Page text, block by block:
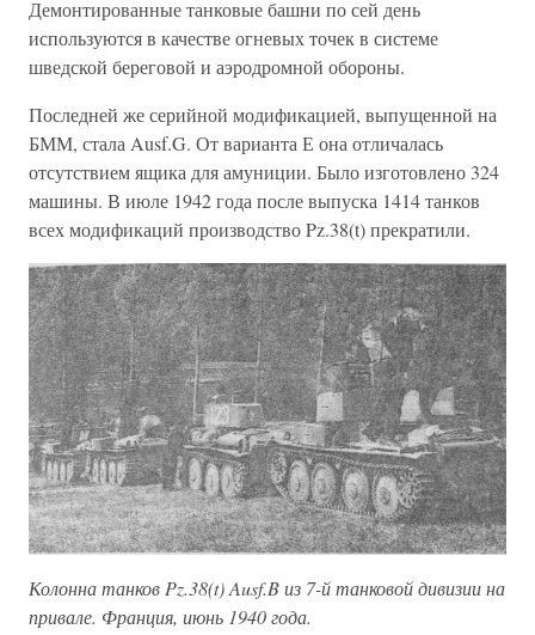
Демонтированные танковые башни по сей день
используются в качестве огневых точек в системе
шведской береговой и аэродромной обороны.
Последней же серийной модификацией, выпущенной на
БММ, стала Ausf.G. От варианта Е она отличалась
отсутствием ящика для амуниции. Было изготовлено 324
машины. В июле 1942 года после выпуска 1414 танков
всех модификаций производство Pz.38(t) прекратили.
Колонна танков Pz.38(t) Ausf.B из 7-й танковой дивизии на
привале. Франция, июнь 1940 года.